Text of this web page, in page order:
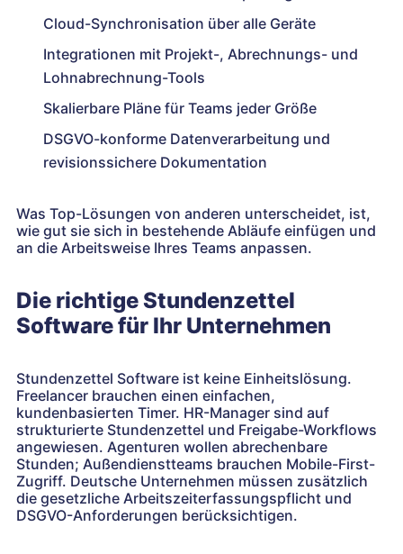
Cloud-Synchronisation über alle Geräte
Integrationen mit Projekt-, Abrechnungs- und
Lohnabrechnung-Tools
Skalierbare Pläne für Teams jeder Größe
DSGVO-konforme Datenverarbeitung und
revisionssichere Dokumentation
Was Top-Lösungen von anderen unterscheidet, ist,
wie gut sie sich in bestehende Abläufe einfügen und
an die Arbeitsweise Ihres Teams anpassen.
Die richtige Stundenzettel
Software für Ihr Unternehmen
Stundenzettel Software ist keine Einheitslösung.
Freelancer brauchen einen einfachen,
kundenbasierten Timer. HR-Manager sind auf
strukturierte Stundenzettel und Freigabe-Workflows
angewiesen. Agenturen wollen abrechenbare
Stunden; Außendienstteams brauchen Mobile-First-
Zugriff. Deutsche Unternehmen müssen zusätzlich
die gesetzliche Arbeitszeiterfassungspflicht und
DSGVO-Anforderungen berücksichtigen.